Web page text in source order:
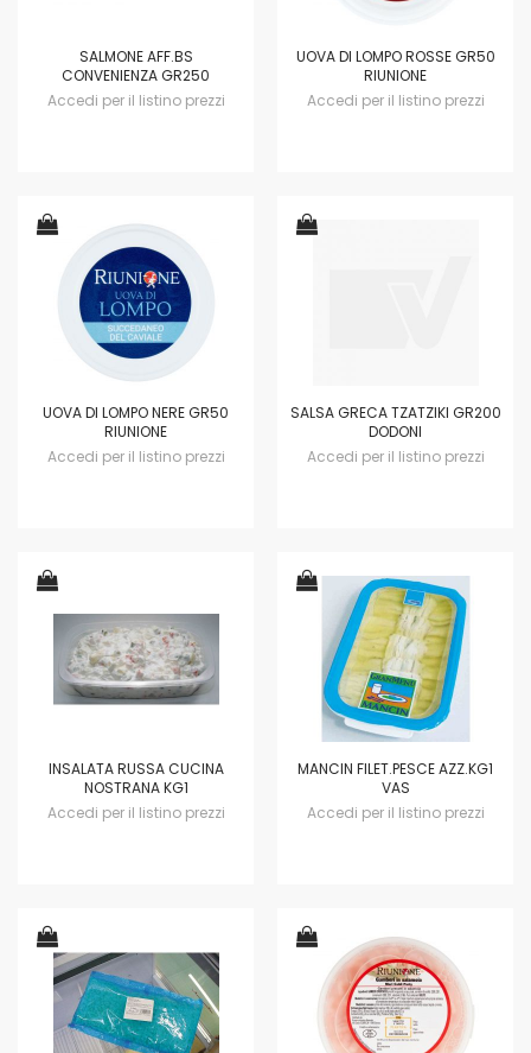
SALMONE AFF.BS
CONVENIENZA GR250
Accedi per il listino prezzi
UOVA DI LOMPO ROSSE GR50
RIUNIONE
Accedi per il listino prezzi
UOVA DI LOMPO NERE GR50
RIUNIONE
Accedi per il listino prezzi
SALSA GRECA TZATZIKI GR200
DODONI
Accedi per il listino prezzi
INSALATA RUSSA CUCINA
NOSTRANA KG1
Accedi per il listino prezzi
MANCIN FILET.PESCE AZZ.KG1
VAS
Accedi per il listino prezzi